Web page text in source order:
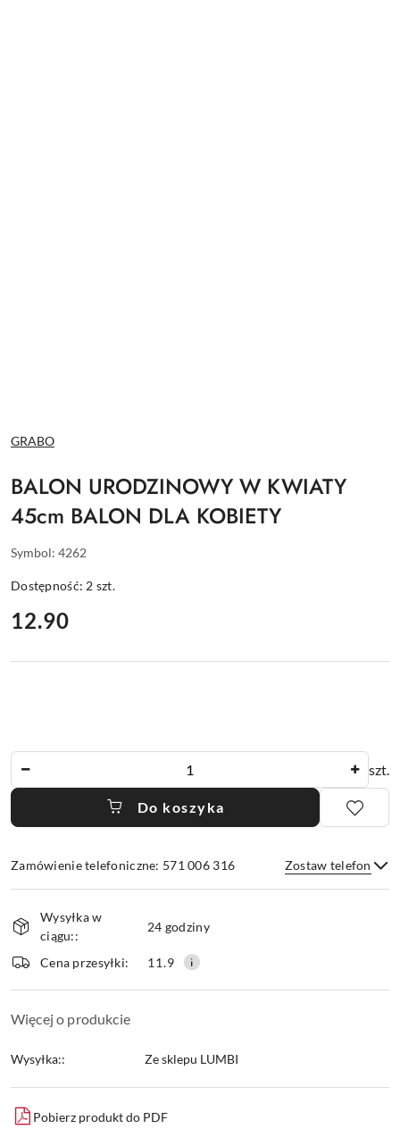
NAZWA
PRODUCENTA:
GRABO
BALON URODZINOWY W KWIATY
45cm BALON DLA KOBIETY
Symbol: 4262
Dostępność: 2 szt.
cena:
12.90
szt.
Do koszyka
Zamówienie telefoniczne: 571 006 316 Zostaw telefon
i
dostawa
Wysyłka w
ciągu::
24 godziny
Cena przesyłki: 11.9
Więcej o produkcie
Wysyłka:: Ze sklepu LUMBI
Pobierz produkt do PDF